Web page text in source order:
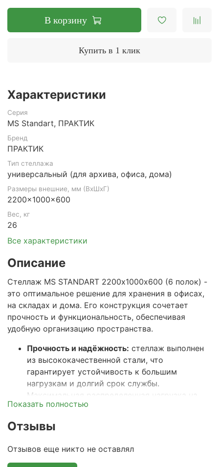
В корзину
Купить в 1 клик
Характеристики
Серия
MS Standart, ПРАКТИК
Бренд
ПРАКТИК
Тип стеллажа
универсальный (для архива, офиса, дома)
Размеры внешние, мм (ВхШхГ)
2200x1000x600
Вес, кг
26
Все характеристики
Описание
Стеллаж MS STANDART 2200х1000х600 (6 полок) -
это оптимальное решение для хранения в офисах,
на складах и дома. Его конструкция сочетает
прочность и функциональность, обеспечивая
удобную организацию пространства.
Прочность и надёжность: стеллаж выполнен
из высококачественной стали, что
гарантирует устойчивость к большим
нагрузкам и долгий срок службы.
Максимальная распределенная нагрузка на
полку – 100кг, а весь стеллаж выдерживает
Универсальные размеры:
размещения папок, контейнеров,
Показать полностью
Отзывы
Отзывов еще никто не оставлял